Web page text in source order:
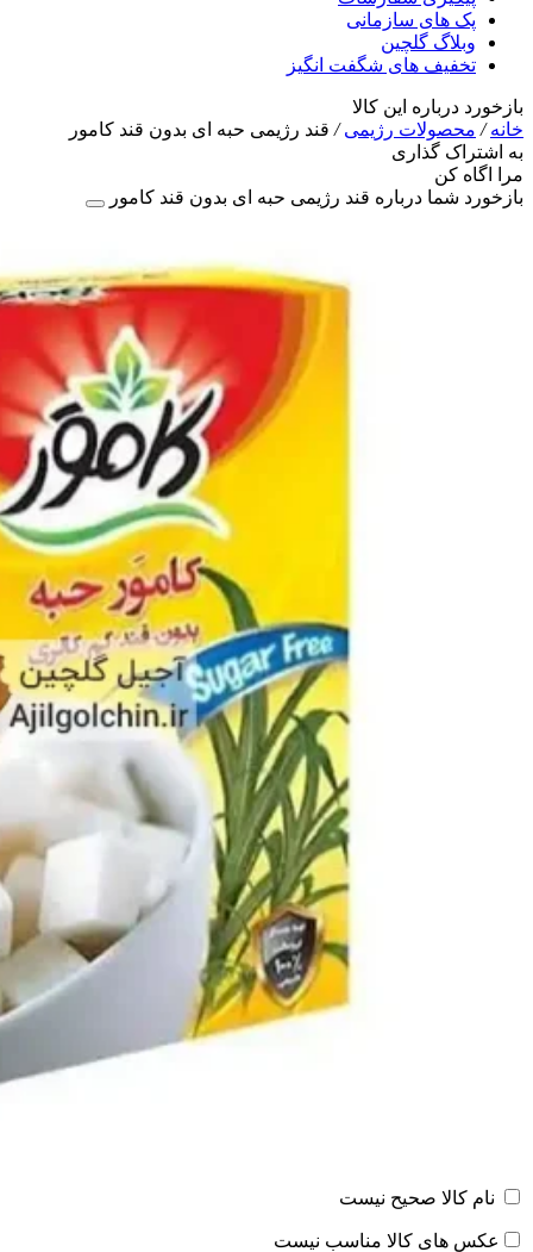
پک های سازمانی
وبلاگ گلچین
تخفیف های شگفت انگیز
بازخورد درباره این کالا
خانه/ محصولات رژیمی/ قند رژیمی حبه ای بدون قند کامور
به اشتراک گذاری
مرا اگاه کن
بازخورد شما درباره قند رژیمی حبه ای بدون قند کامور
نام کالا صحیح نیست
عکس های کالا مناسب نیست